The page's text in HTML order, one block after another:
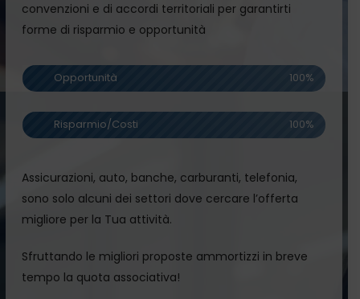
convenzioni e di accordi territoriali per garantirti
forme di risparmio e opportunità
Opportunità 100%
Risparmio/Costi 100%
Assicurazioni, auto, banche, carburanti, telefonia,
sono solo alcuni dei settori dove cercare l’offerta
migliore per la Tua attività.
Sfruttando le migliori proposte ammortizzi in breve
tempo la quota associativa!